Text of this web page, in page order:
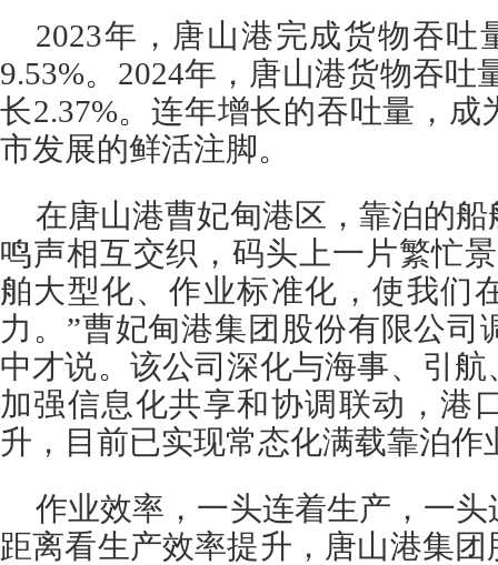
2023年，唐山港完成货物吞吐
9.53%。2024年，唐山港货物吞吐
长2.37%。连年增长的吞吐量，
市发展的鲜活注脚。
在唐山港曹妃甸港区，靠泊的
鸣声相互交织，码头上一片繁忙
舶大型化、作业标准化，使我们
力。”曹妃甸港集团股份有限公司
中才说。该公司深化与海事、引
加强信息化共享和协调联动，港
升，目前已实现常态化满载靠泊作
作业效率，一头连着生产，一
距离看生产效率提升，唐山港集